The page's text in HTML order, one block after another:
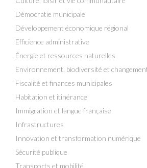
Démocratie municipale
Développement économique régional
Efficience administrative
Énergie et ressources naturelles
Environnement, biodiversité et
Fiscalité et finances municipales
Habitation et itinérance
Immigration et langue française
Infrastructures
Innovation et transformation numérique
Sécurité publique
Transports et mobilité